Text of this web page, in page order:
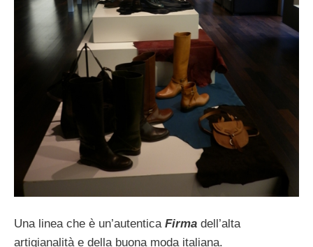
Una linea che è un’autentica Firma dell’alta
artigianalità e della buona moda italiana.